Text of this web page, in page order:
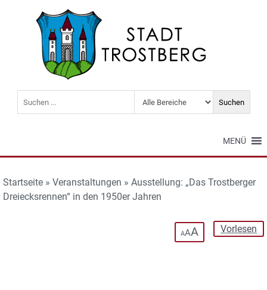
MENÜ
Startseite » Veranstaltungen » Ausstellung: „Das Trostberger
Dreiecksrennen“ in den 1950er Jahren
Vorlesen
AAA